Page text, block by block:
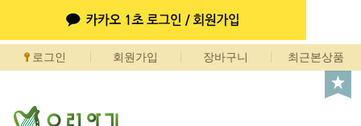
로그인 회원가입 장바구니 최근본상품